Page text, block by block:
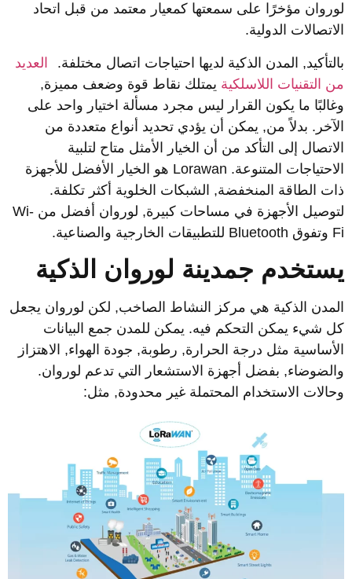
مؤخرًا على سمعتها كمعيار معتمد من قبل اتحاد
الدولية.
المدن الذكية لديها احتياجات اتصال مختلفة. العديد
التقنيات اللاسلكيةيمتلك نقاط قوة وضعف مميزة,
ما يكون القرار ليس مجرد مسألة اختيار واحد على
بدلاً من, يمكن أن يؤدي تحديد أنواع متعددة من
إلى التأكد من أن الخيار الأمثل متاح لتلبية
الاحتياجات المتنوعة. Lorawan هو الخيار الأفضل للأجهزة
الطاقة المنخفضة, الشبكات الخلوية أكثر تكلفة.
لتوصيل الأجهزة في مساحات كبيرة, لوروان أفضل من Wi-
جمدينة لوروان الذكية
الذكية هي مركز النشاط الصاخب, لكن لوروان يجعل
شيء يمكن التحكم فيه. يمكن للمدن جمع البيانات
مثل درجة الحرارة, رطوبة, جودة الهواء, الاهتزاز
بفضل أجهزة الاستشعار التي تدعم لوروان.
الاستخدام المحتملة غير محدودة, مثل: